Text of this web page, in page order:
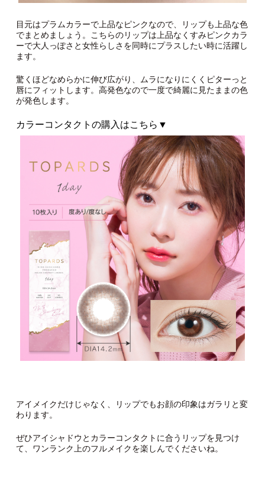
目元はプラムカラーで上品なピンクなので、リップも上品な色
でまとめましょう。こちらのリップは上品なくすみピンクカラ
ーで大人っぽさと女性らしさを同時にプラスしたい時に活躍し
ます。
驚くほどなめらかに伸び広がり、ムラになりにくくピターっと
唇にフィットします。高発色なので一度で綺麗に見たままの色
が発色します。
カラーコンタクトの購入はこちら▼
アイメイクだけじゃなく、リップでもお顔の印象はガラリと変
わります。
ぜひアイシャドウとカラーコンタクトに合うリップを見つけ
て、ワンランク上のフルメイクを楽しんでくださいね。